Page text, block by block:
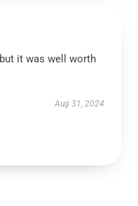
it was well worth
Aug 31, 2024